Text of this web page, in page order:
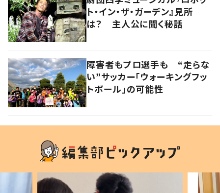
ト・イン・ザ・ガーデン』見所
は？ 主人公に聞く秘話
障害者もプロ選手も “走らな
い”サッカー「ウォーキングフッ
トボール」の可能性